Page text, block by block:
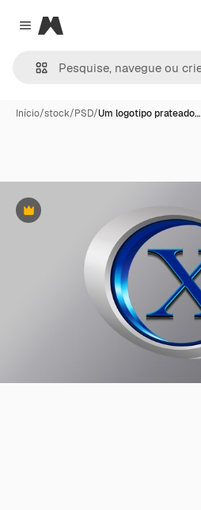
Close menu
Magnific
Início/stock/PSD/Um logotipo prateado…
Premium